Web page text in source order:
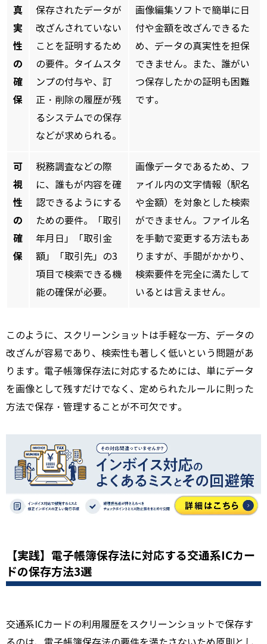
真
実
性
の
確
保
保存されたデータが
改ざんされていない
ことを証明するため
の要件。タイムスタ
ンプの付与や、訂
正・削除の履歴が残
るシステムでの保存
などが求められる。
画像編集ソフトで簡単に日
付や金額を改ざんできるた
め、データの真実性を担保
できません。また、誰がい
つ保存したかの証明も困難
です。
可
視
性
の
確
保
税務調査などの際
に、誰もが内容を確
認できるようにする
ための要件。「取引
年月日」「取引金
額」「取引先」の3
項目で検索できる機
能の確保が必要。
画像データであるため、フ
ァイル内の文字情報（駅名
や金額）を対象とした検索
ができません。ファイル名
を手動で変更する方法もあ
りますが、手間がかかり、
検索要件を完全に満たして
いるとは言えません。
このように、スクリーンショットは手軽な一方、データの
改ざんが容易であり、検索性も著しく低いという問題があ
ります。電子帳簿保存法に対応するためには、単にデータ
を画像として残すだけでなく、定められたルールに則った
方法で保存・管理することが不可欠です。
【実践】電子帳簿保存法に対応する交通系ICカー
ドの保存方法3選
交通系ICカードの利用履歴をスクリーンショットで保存す